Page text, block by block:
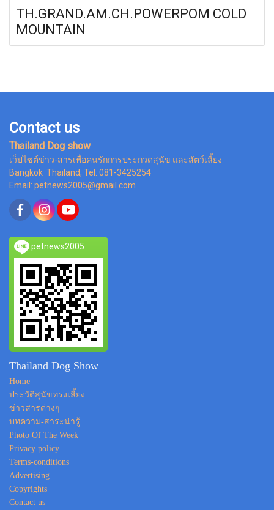
TH.GRAND.AM.CH.POWERPOM COLD
MOUNTAIN
Contact us
Thailand Dog show
เว็ปไซต์ข่าว-สารเพื่อคนรักการประกวดสุนัข และสัตว์เลี้ยง
Bangkok Thailand, Tel. 081-3425254
Email: petnews2005@gmail.com
petnews2005
Thailand Dog Show
Home
ประวัติสุนัขทรงเลี้ยง
ข่าวสารต่างๆ
บทความ-สาระน่ารู้
Photo Of The Week
Privacy policy
Terms-conditions
Advertising
Copyrights
Contact us